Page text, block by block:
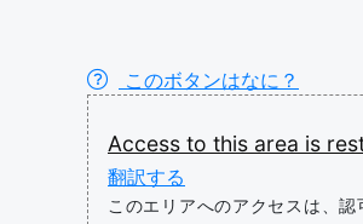
このボタンはなに？
Access to this area is
翻訳する
このエリアへのアクセスは、認